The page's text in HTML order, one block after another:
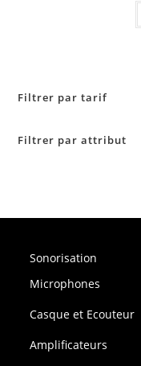
Filtrer par tarif
Filtrer par attribut
Sonorisation
Microphones
Casque et Ecouteur
Amplificateurs